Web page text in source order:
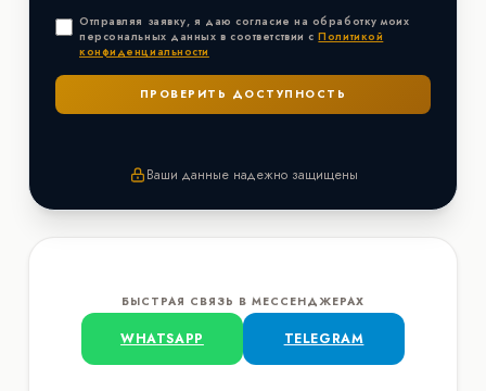
Отправляя заявку, я даю согласие на обработку моих
персональных данных в соответствии сПолитикой
конфиденциальности
Ваши данные надежно защищены
БЫСТРАЯ СВЯЗЬ В МЕССЕНДЖЕРАХ
WHATSAPP TELEGRAM